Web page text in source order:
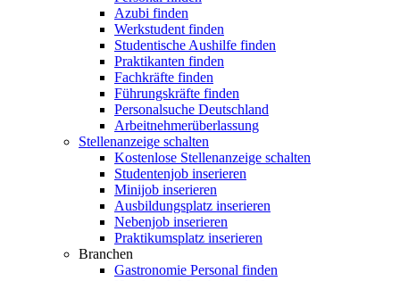
Azubi finden
Werkstudent finden
Studentische Aushilfe finden
Praktikanten finden
Fachkräfte finden
Führungskräfte finden
Personalsuche Deutschland
Arbeitnehmerüberlassung
Stellenanzeige schalten
Kostenlose Stellenanzeige schalten
Studentenjob inserieren
Minijob inserieren
Ausbildungsplatz inserieren
Nebenjob inserieren
Praktikumsplatz inserieren
Branchen
Gastronomie Personal finden